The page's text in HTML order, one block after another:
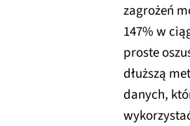
zagrożeń
147% w
proste
dłuższą
danych,